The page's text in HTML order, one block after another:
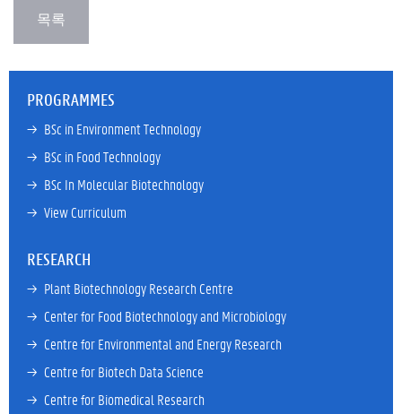
PROGRAMMES
→ BSc in Environment Technology
→ BSc in Food Technology
→ BSc In Molecular Biotechnology
→ View Curriculum
RESEARCH
→ Plant Biotechnology Research Centre
→ Center for Food Biotechnology and Microbiology
→ Centre for Environmental and Energy Research
→ Centre for Biotech Data Science
→ Centre for Biomedical Research